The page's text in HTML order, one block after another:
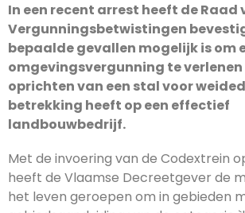
In een recent arrest heeft de Raad
Vergunningsbetwistingen
bepaalde gevallen mogelijk is om
omgevingsvergunning te verlenen
oprichten van een stal voor
betrekking heeft op een effectief
landbouwbedrijf.
Met de invoering van de Codextrein
heeft de Vlaamse Decreetgever de
het leven geroepen om in gebieden